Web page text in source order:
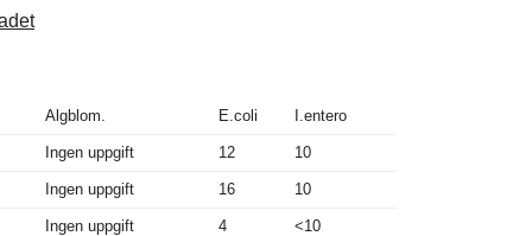
Algblom. E.coli I.entero
Ingen uppgift 12 10
Ingen uppgift 16 10
Ingen uppgift 4 <10